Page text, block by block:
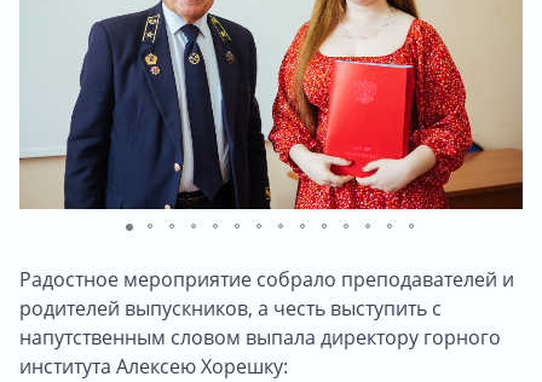
Радостное мероприятие собрало преподавателей и
родителей выпускников, а честь выступить с
напутственным словом выпала директору горного
института Алексею Хорешку: